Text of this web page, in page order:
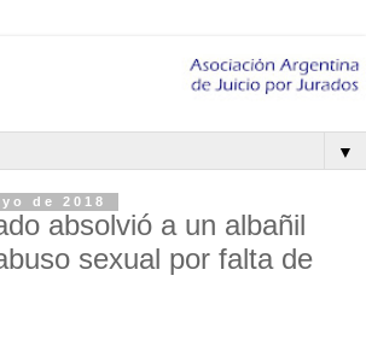
▼
de 2018
absolvió a un albañil
sexual por falta de